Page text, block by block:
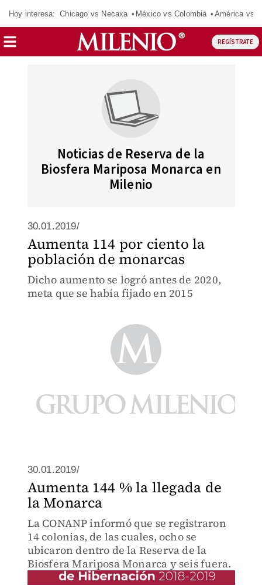
Hoy interesa: Chicago vs Necaxa México vs Colombia América vs
REGÍSTRATE
Noticias de Reserva de la
Biosfera Mariposa Monarca en
Milenio
30.01.2019/
Aumenta 114 por ciento la
población de monarcas
Dicho aumento se logró antes de 2020,
meta que se había fijado en 2015
30.01.2019/
Aumenta 144 % la llegada de
la Monarca
La CONANP informó que se registraron
14 colonias, de las cuales, ocho se
ubicaron dentro de la Reserva de la
Biosfera Mariposa Monarca y seis fuera.